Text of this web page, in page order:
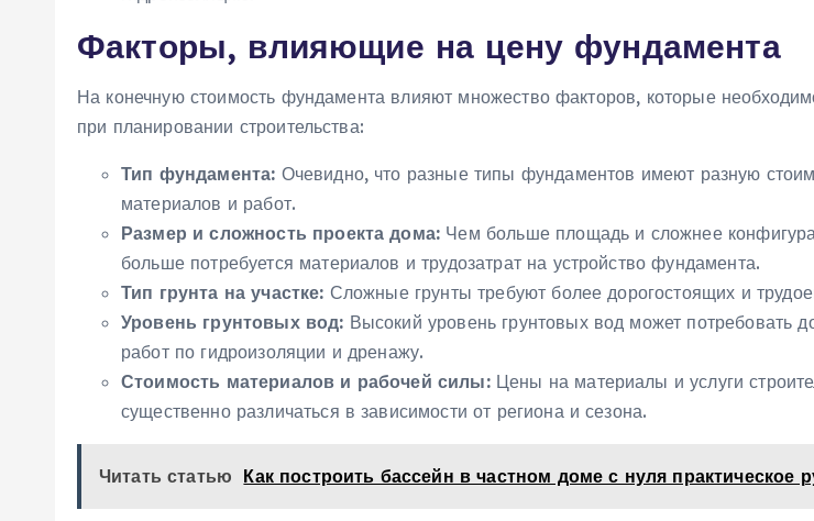
Факторы‚ влияющие на цену фундамента
На конечную стоимость фундамента влияют множество факторов‚ которые
при планировании строительства:
Тип фундамента: Очевидно‚ что разные типы фундаментов имеют разную
материалов и работ.
Размер и сложность проекта дома: Чем больше площадь и сложнее
больше потребуется материалов и трудозатрат на устройство фундамента.
Тип грунта на участке: Сложные грунты требуют более дорогостоящих и
Уровень грунтовых вод: Высокий уровень грунтовых вод может потребовать
работ по гидроизоляции и дренажу.
Стоимость материалов и рабочей силы:Цены на материалы и услуги
существенно различаться в зависимости от региона и сезона.
Читать статью Как построить бассейн в частном доме с нуля практическое